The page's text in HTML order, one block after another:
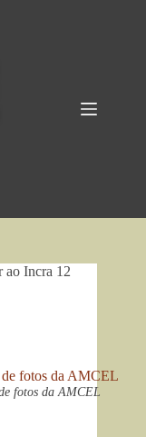
ao Incra 12
fotos da AMCEL